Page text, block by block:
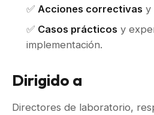
✅ Acciones correctivas y
✅ Casos prácticos y
implementación.
Dirigido a
Directores de laboratorio,